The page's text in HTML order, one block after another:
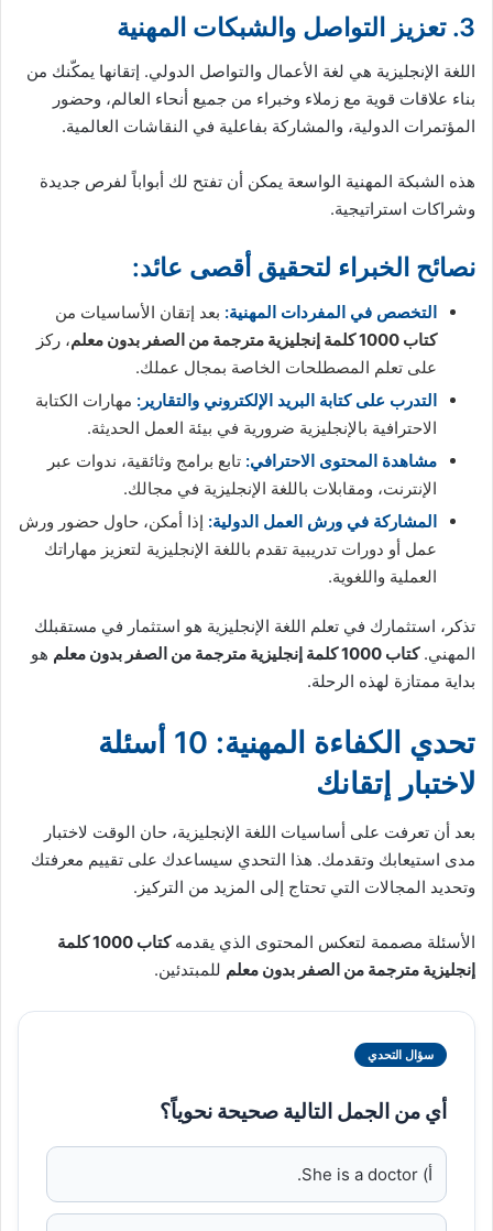
3. تعزيز التواصل والشبكات المهنية
اللغة الإنجليزية هي لغة الأعمال والتواصل الدولي. إتقانها يمكّنك من
بناء علاقات قوية مع زملاء وخبراء من جميع أنحاء العالم، وحضور
المؤتمرات الدولية، والمشاركة بفاعلية في النقاشات العالمية.
هذه الشبكة المهنية الواسعة يمكن أن تفتح لك أبواباً لفرص جديدة
وشراكات استراتيجية.
نصائح الخبراء لتحقيق أقصى عائد:
التخصص في المفردات المهنية: بعد إتقان الأساسيات من
كتاب 1000 كلمة إنجليزية مترجمة من الصفر بدون معلم
، ركز
على تعلم المصطلحات الخاصة بمجال عملك.
التدرب على كتابة البريد الإلكتروني والتقارير: مهارات الكتابة
الاحترافية بالإنجليزية ضرورية في بيئة العمل الحديثة.
مشاهدة المحتوى الاحترافي: تابع برامج وثائقية، ندوات عبر
الإنترنت، ومقابلات باللغة الإنجليزية في مجالك.
المشاركة في ورش العمل الدولية: إذا أمكن، حاول حضور ورش
عمل أو دورات تدريبية تقدم باللغة الإنجليزية لتعزيز مهاراتك
العملية واللغوية.
تذكر، استثمارك في تعلم اللغة الإنجليزية هو استثمار في مستقبلك
المهني.كتاب 1000 كلمة إنجليزية مترجمة من الصفر بدون معلم
هو
بداية ممتازة لهذه الرحلة.
تحدي الكفاءة المهنية: 10 أسئلة
لاختبار إتقانك
بعد أن تعرفت على أساسيات اللغة الإنجليزية، حان الوقت لاختبار
مدى استيعابك وتقدمك. هذا التحدي سيساعدك على تقييم معرفتك
وتحديد المجالات التي تحتاج إلى المزيد من التركيز.
الأسئلة مصممة لتعكس المحتوى الذي يقدمه
كتاب 1000 كلمة
إنجليزية مترجمة من الصفر بدون معلم للمبتدئين.
سؤال التحدي
أي من الجمل التالية صحيحة نحوياً؟
أ) She is a doctor.